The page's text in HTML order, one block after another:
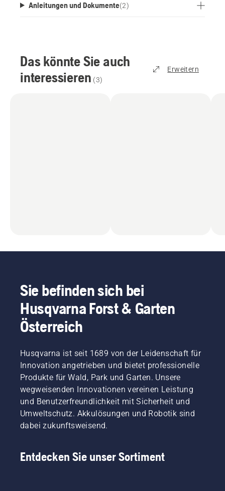
Anleitungen und Dokumente(2)
Das könnte Sie auch
interessieren (3)
Erweitern
Sie befinden sich bei
Husqvarna Forst & Garten
Österreich
Husqvarna ist seit 1689 von der Leidenschaft für
Innovation angetrieben und bietet professionelle
Produkte für Wald, Park und Garten. Unsere
wegweisenden Innovationen vereinen Leistung
und Benutzerfreundlichkeit mit Sicherheit und
Umweltschutz. Akkulösungen und Robotik sind
dabei zukunftsweisend.
Entdecken Sie unser Sortiment